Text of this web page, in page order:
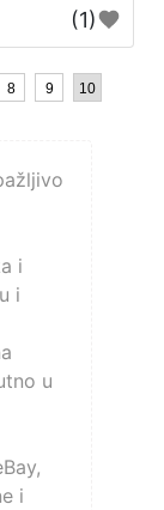
(1)
8 9 10
i
i
u
i